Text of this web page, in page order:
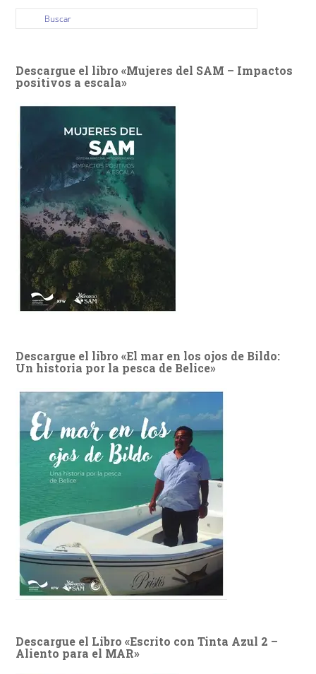
Descargue el libro «Mujeres del SAM – Impactos
positivos a escala»
Descargue el libro «El mar en los ojos de Bildo:
Un historia por la pesca de Belice»
Descargue el Libro «Escrito con Tinta Azul 2 –
Aliento para el MAR»